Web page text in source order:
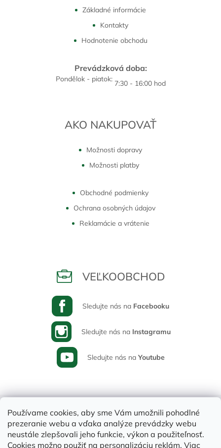
Používame cookies, aby sme Vám umožnili pohodlné
prezeranie webu a vďaka analýze prevádzky webu
neustále zlepšovali jeho funkcie, výkon a použiteľnosť.
Cookies možno použiť na personalizáciu reklám. Viac
Základné informácie
Kontakty
Hodnotenie obchodu
Prevádzková doba:
Pondělok - piatok: 7:30 - 16:00 hod
AKO NAKUPOVAŤ
Možnosti dopravy
Možnosti platby
Obchodné podmienky
Ochrana osobných údajov
Reklamácie a vrátenie
VEĽKOOBCHOD
Sledujte nás na Facebooku
Sledujte nás na Instagramu
Sledujte nás na Youtube